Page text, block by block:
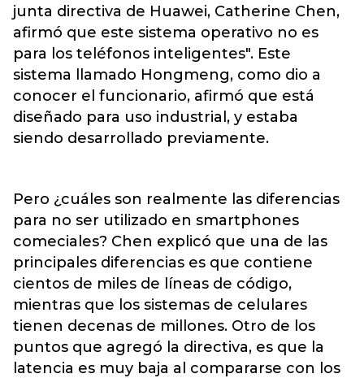
junta directiva de Huawei, Catherine Chen,
afirmó que este sistema operativo no es
para los teléfonos inteligentes". Este
sistema llamado Hongmeng, como dio a
conocer el funcionario, afirmó que está
diseñado para uso industrial, y estaba
siendo desarrollado previamente.
Pero ¿cuáles son realmente las diferencias
para no ser utilizado en smartphones
comeciales? Chen explicó que una de las
principales diferencias es que contiene
cientos de miles de líneas de código,
mientras que los sistemas de celulares
tienen decenas de millones. Otro de los
puntos que agregó la directiva, es que la
latencia es muy baja al compararse con los